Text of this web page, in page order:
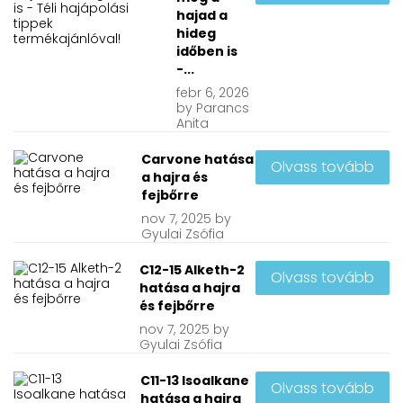
hajad a
hideg
időben is
-...
febr 6, 2026
by Parancs
Anita
Carvone hatása
a hajra és
fejbőrre
nov 7, 2025 by
Gyulai Zsófia
Olvass tovább
C12-15 Alketh-2
hatása a hajra
és fejbőrre
nov7, 2025 by
Gyulai Zsófia
Olvass tovább
C11-13 Isoalkane
hatása a hajra
Olvass tovább